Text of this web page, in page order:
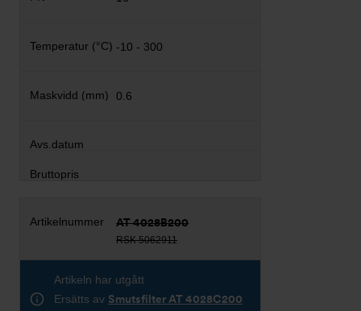
-10 - 300
0.6
AT 4028B200
RSK 5062911
Artikeln har utgått
Ersätts av Smutsfilter AT 4028C200